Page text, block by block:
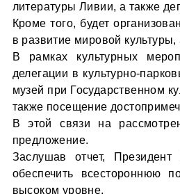
литературы Ливии, а также
Кроме того, будет
в развитие мировой
В рамках культурных
делегации в культурно-
музей при Государственном
также посещение
В этой связи на
предложение.
Заслушав отчет,
обеспечить всестороннюю
высоком уровне.